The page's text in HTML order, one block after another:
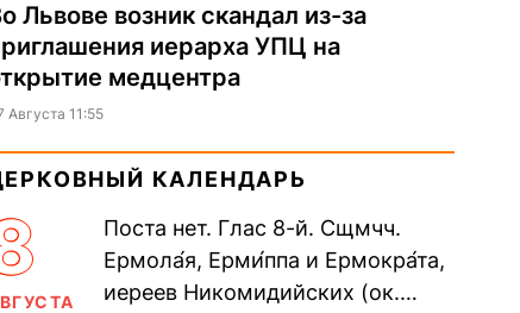
Львове возник скандал из-за
иерарха УПЦ на
медцентра
Августа 11:55
КАЛЕНДАРЬ
Поста нет. Глас 8-й. Сщмчч.
Ермола́я, Ерми́ппа и Ермокра́та,
иереев Никомидийских (ок.